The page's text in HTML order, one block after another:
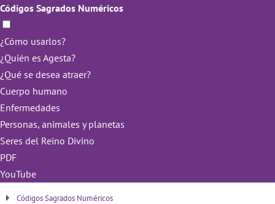
Códigos Sagrados Numéricos
¿Cómo usarlos?
¿Quién es Agesta?
¿Qué se desea atraer?
Cuerpo humano
Enfermedades
Personas, animales y planetas
Seres del Reino Divino
PDF
YouTube
Códigos Sagrados Numéricos